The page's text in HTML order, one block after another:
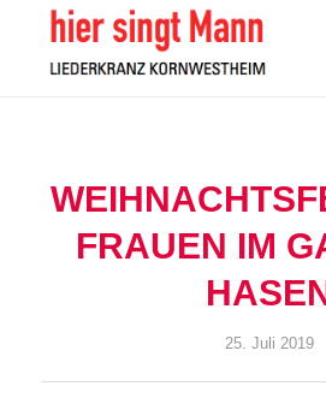
FRAUEN IM
25. Juli 2019